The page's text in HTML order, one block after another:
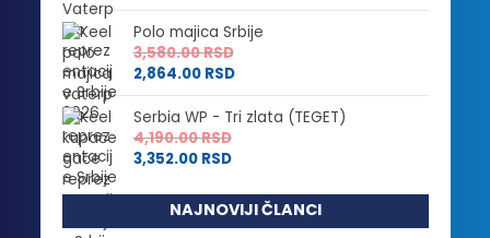
Polo majica Srbije
3,580.00RSD
2,864.00 RSD
Serbia WP - Tri zlata (TEGET)
4,190.00RSD
3,352.00 RSD
NAJNOVIJI ČLANCI